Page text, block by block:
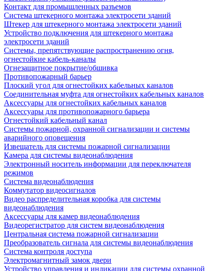
Контакт для промышленных разъемов
Система штекерного монтажа электросети зданий
Штекер для штекерного монтажа электросети зданий
Устройство подключения для штекерного монтажа
электросети зданий
Системы, препятствующие распространению огня,
огнестойкие кабель-каналы
Огнезащитное покрытие/обшивка
Противопожарный барьер
Плоский угол для огнестойких кабельных каналов
Соединительная муфта для огнестойких кабельных каналов
Аксессуары для огнестойких кабельных каналов
Аксессуары для противопожарного барьера
Огнестойкий кабельный канал
Системы пожарной, охранной сигнализации и системы
аварийного оповещения
Извещатель для системы пожарной сигнализации
Камера для системы видеонаблюдения
Электронный носитель информации для переключателя
режимов
Система видеонаблюдения
Коммутатор видеосигналов
Видео распределительная коробка для системы
видеонаблюдения
Аксессуары для камер видеонаблюдения
Видеорегистратор для систем видеонаблюдения
Центральная система пожарной сигнализации
Преобразователь сигнала для системы видеонаблюдения
Система контроля доступа
Электромагнитный замок двери
Устройство управления и индикации для системы охранной